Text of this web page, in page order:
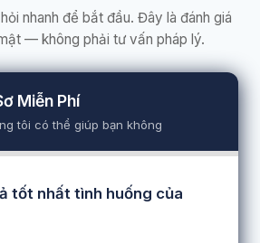
nhanh để bắt đầu. Đây là đánh giá
— không phải tư vấn pháp lý.
Miễn Phí
tôi có thể giúp bạn không
tốt nhất tình huống của